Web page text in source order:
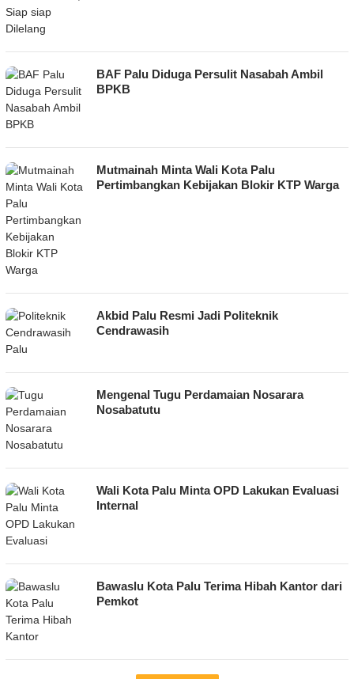
BAF Palu Diduga Persulit Nasabah Ambil
BPKB
Mutmainah Minta Wali Kota Palu
Pertimbangkan Kebijakan Blokir KTP Warga
Akbid Palu Resmi Jadi Politeknik
Cendrawasih
Mengenal Tugu Perdamaian Nosarara
Nosabatutu
Wali Kota Palu Minta OPD Lakukan Evaluasi
Internal
Bawaslu Kota Palu Terima Hibah Kantor dari
Pemkot